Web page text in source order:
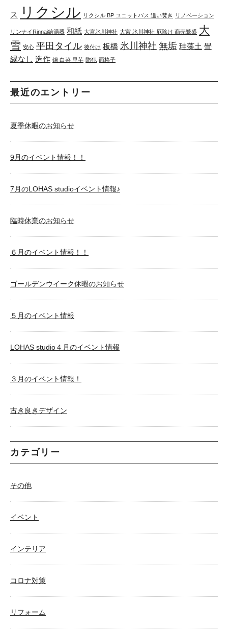
ス リクシル リクシル BP ユニットバス 追い焚き リノベーション
リンナイRinnai給湯器 和紙 大宮氷川神社 大宮 氷川神社 厄除け 商売繁盛 大
雪 安心 平田タイル 後付け 板橋 氷川神社 無垢 珪藻土 畳
縁なし 造作 鍋 白菜 里芋 防犯 面格子
最近のエントリー
夏季休暇のお知らせ
9月のイベント情報！！
7月のLOHAS studioイベント情報♪
臨時休業のお知らせ
６月のイベント情報！！
ゴールデンウイーク休暇のお知らせ
５月のイベント情報
LOHAS studio４月のイベント情報
３月のイベント情報！
古き良きデザイン
カテゴリー
その他
イベント
インテリア
コロナ対策
リフォーム